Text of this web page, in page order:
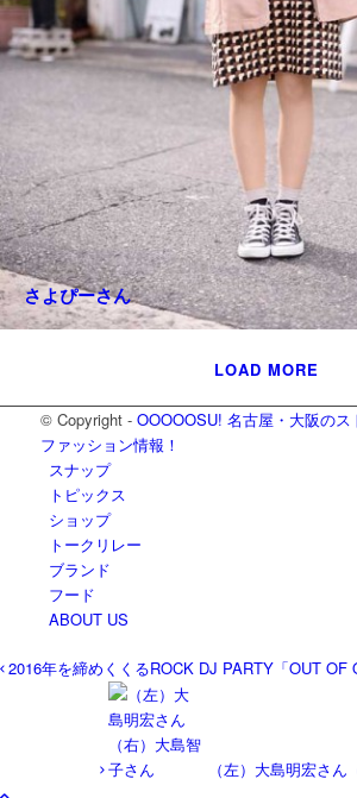
さよぴーさん
POSさん
LOAD MORE
© Copyright - OOOOOSU! 名古屋・大阪のス
ファッション情報！
スナップ
トピックス
ショップ
トークリレー
ブランド
フード
ABOUT US
2016年を締めくくるROCK DJ PARTY「OUT OF
（左）大島明宏さ